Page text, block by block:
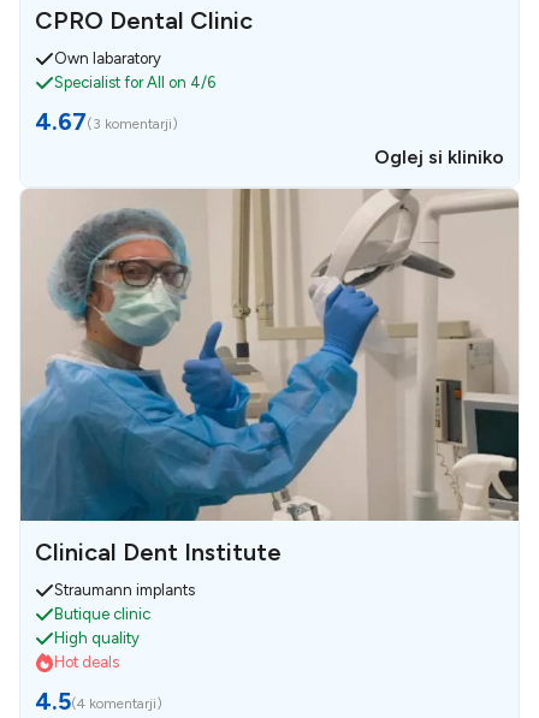
CPRO Dental Clinic
Own labaratory
Specialist for All on 4/6
4.67(3 komentarji)
Oglej si kliniko
Clinical Dent Institute
Straumann implants
Butique clinic
High quality
Hot deals
4.5(4 komentarji)